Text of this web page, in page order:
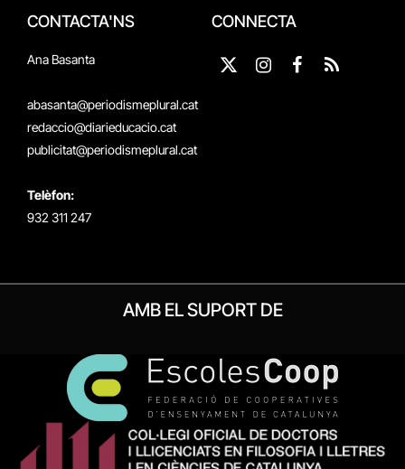
CONTACTA'NS
Ana Basanta
abasanta@periodismeplural.cat
redaccio@diarieducacio.cat
publicitat@periodismeplural.cat
Telèfon:
932 311 247
CONNECTA
X
Instagram
Facebook
RSS
AMB EL SUPORT DE